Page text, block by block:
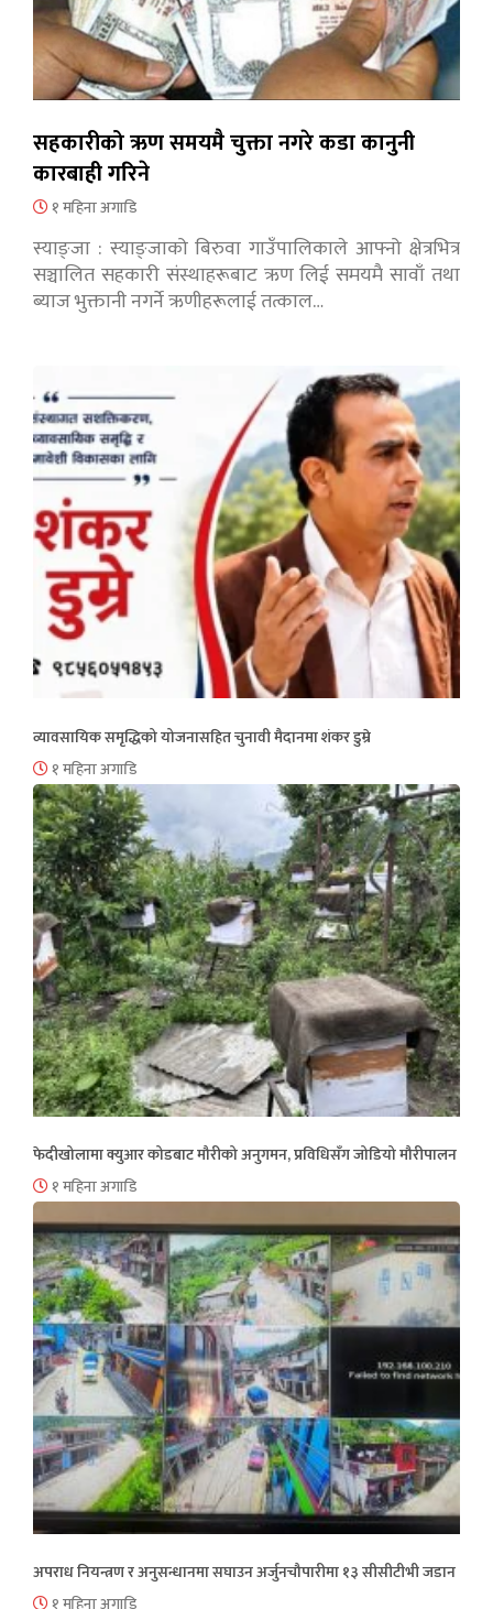
सहकारीको ऋण समयमै चुक्ता नगरे कडा कानुनी
कारबाही गरिने
१ महिना अगाडि
स्याङ्जा : स्याङ्जाको बिरुवा गाउँपालिकाले आफ्नो क्षेत्रभित्र
सञ्चालित सहकारी संस्थाहरूबाट ऋण लिई समयमै सावाँ तथा
ब्याज भुक्तानी नगर्ने ऋणीहरूलाई तत्काल…
व्यावसायिक समृद्धिको योजनासहित चुनावी मैदानमा शंकर डुम्रे
१ महिना अगाडि
फेदीखोलामा क्युआर कोडबाट मौरीको अनुगमन, प्रविधिसँग जोडियो मौरीपालन
१ महिना अगाडि
अपराध नियन्त्रण र अनुसन्धानमा सघाउन अर्जुनचौपारीमा १३ सीसीटीभी जडान